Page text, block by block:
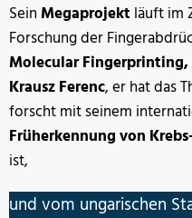
SeinMegaprojekt läuft im
Forschung der
Molecular Fingerprinting,
Krausz Ferenc, er hat das
forscht mit seinem
Früherkennung von
ist,
und vom ungarischen